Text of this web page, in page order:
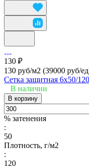
130 ₽
130 руб/м2 (39000 руб/
Сетка защитная 6х50/
В наличии
В корзину
% затенения
:
50
Плотность, г/м2
:
120